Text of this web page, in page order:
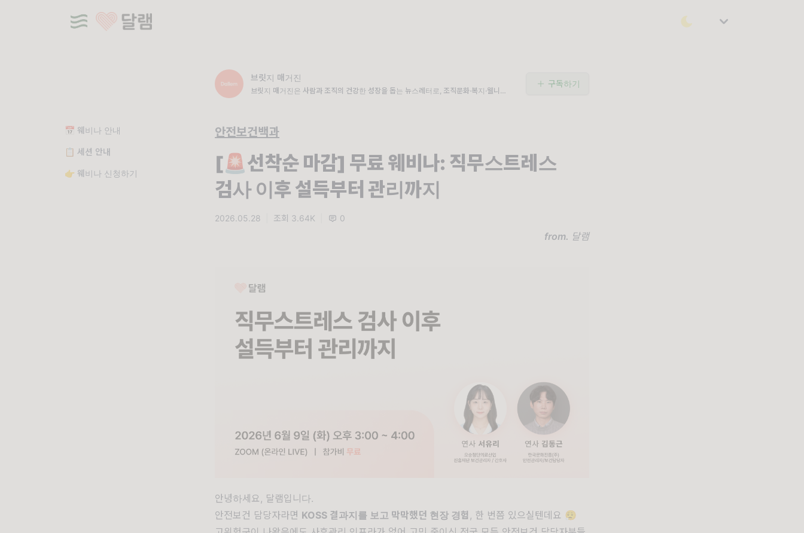
📅 웨비나 안내
📋 세션 안내
👉 웨비나 신청하기
브릿지 매거진
브릿지 매거진은 사람과 조직의 건강한 성장을 돕는 뉴스레터로, 조직문화·복지·웰니스·E
구독하기
안전보건백과
[🚨선착순 마감] 무료 웨비나: 직무스트레스
검사 이후 설득부터 관리까지
2026.05.28 조회 3.64K 0
from. 달램
안녕하세요, 달램입니다.
안전보건 담당자라면 KOSS 결과지를 보고 막막했던 현장 경험 , 한 번쯤 있으실텐데요 😮‍💨